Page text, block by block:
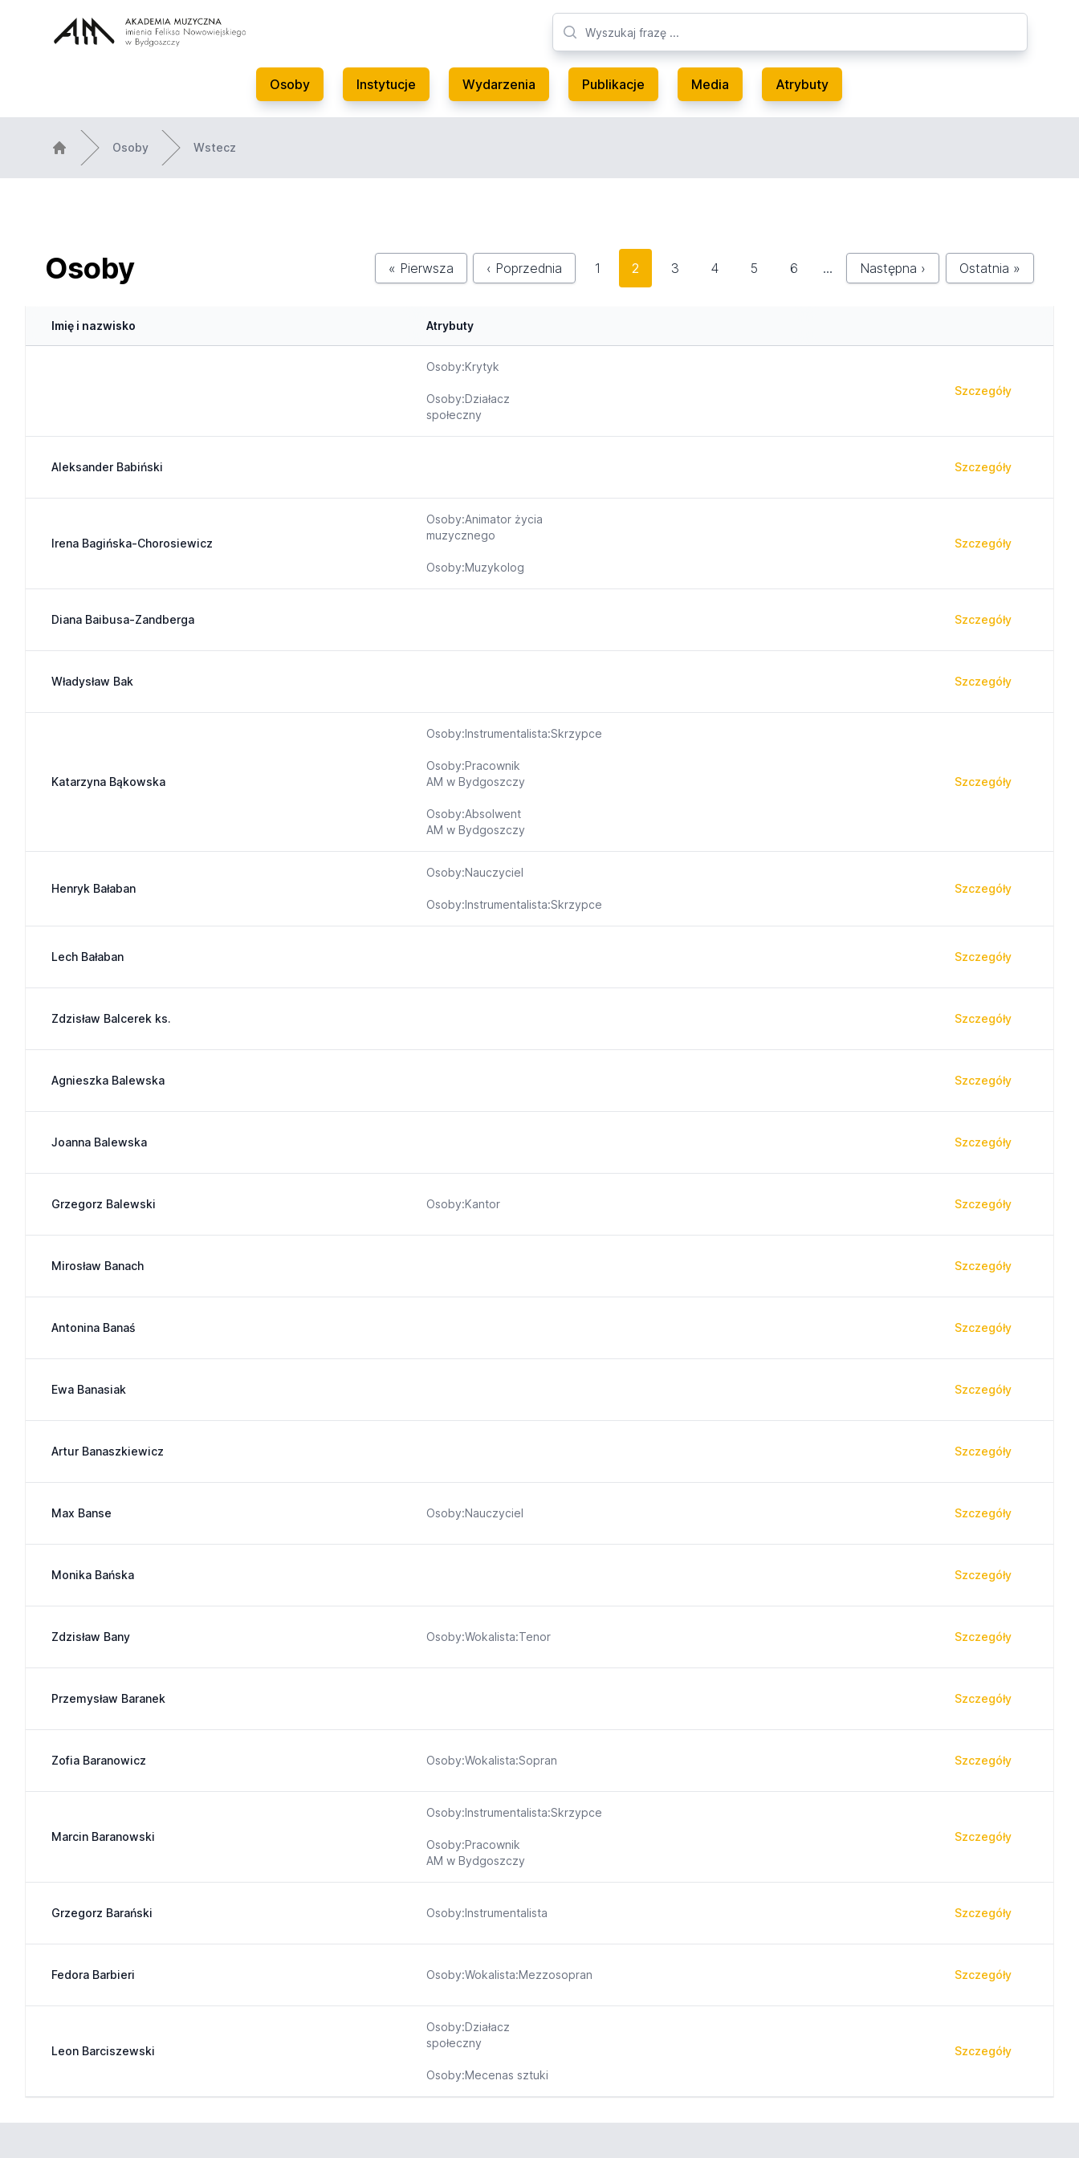
Osoby Instytucje Wydarzenia Publikacje Media Atrybuty
Osoby Wstecz
Osoby « Pierwsza ‹ Poprzednia 1 2 3 4 5 6 … Następna › Ostatnia »
Imię i nazwisko Atrybuty
Osoby:Krytyk
Osoby:Działacz
społeczny
Szczegóły
Aleksander Babiński Szczegóły
Irena Bagińska-Chorosiewicz
Osoby:Animator życia
muzycznego
Osoby:Muzykolog
Szczegóły
Diana Baibusa-Zandberga Szczegóły
Władysław Bak Szczegóły
Katarzyna Bąkowska
Osoby:Instrumentalista:Skrzypce
Osoby:Pracownik
AM w Bydgoszczy
Osoby:Absolwent
AM w Bydgoszczy
Szczegóły
Henryk Bałaban
Osoby:Nauczyciel
Osoby:Instrumentalista:Skrzypce
Szczegóły
Lech Bałaban Szczegóły
Zdzisław Balcerek ks. Szczegóły
Agnieszka Balewska Szczegóły
Joanna Balewska Szczegóły
Grzegorz Balewski Osoby:Kantor Szczegóły
Mirosław Banach Szczegóły
Antonina Banaś Szczegóły
Ewa Banasiak Szczegóły
Artur Banaszkiewicz Szczegóły
Max Banse Osoby:Nauczyciel Szczegóły
Monika Bańska Szczegóły
Zdzisław Bany Osoby:Wokalista:Tenor Szczegóły
Przemysław Baranek Szczegóły
Zofia Baranowicz Osoby:Wokalista:Sopran Szczegóły
Marcin Baranowski
Osoby:Instrumentalista:Skrzypce
Osoby:Pracownik
AM w Bydgoszczy
Szczegóły
Grzegorz Barański Osoby:Instrumentalista Szczegóły
Fedora Barbieri Osoby:Wokalista:Mezzosopran Szczegóły
Leon Barciszewski
Osoby:Działacz
społeczny
Osoby:Mecenas sztuki
Szczegóły